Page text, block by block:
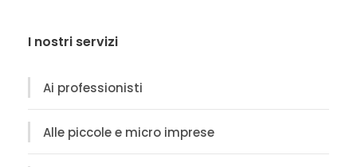
I nostri servizi
Ai professionisti
Alle piccole e micro imprese